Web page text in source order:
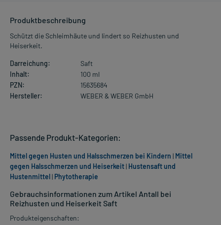
Produktbeschreibung
Schützt die Schleimhäute und lindert so Reizhusten und
Heiserkeit.
Darreichung:
Saft
Inhalt:
100 ml
PZN:
15635684
Hersteller:
WEBER & WEBER GmbH
Gebrauchsinformationen zum Artikel Antall bei
Reizhusten und Heiserkeit Saft
Produkteigenschaften:
Passende Produkt-Kategorien:
Mittel gegen Husten und Halsschmerzen bei Kindern | Mittel
gegen Halsschmerzen und Heiserkeit| Hustensaft und
Hustenmittel| Phytotherapie